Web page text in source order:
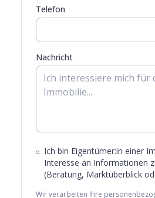
Telefon
Nachricht
Ich bin Eigentümer:in einer
Interesse an Informationen
(Beratung, Marktüberblick
Wir verarbeiten Ihre